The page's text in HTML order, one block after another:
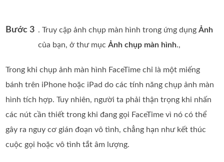
Bước 3 . Truy cập ảnh chụp màn hình trong ứng dụngẢnh
của bạn, ở thư mụcẢnh chụp màn hình.,
Trong khi chụp ảnh màn hình FaceTime chỉ là một miếng
bánh trên iPhone hoặc iPad do các tính năng chụp ảnh màn
hình tích hợp. Tuy nhiên, người ta phải thận trọng khi nhấn
các nút cần thiết trong khi đang gọi FaceTime vì nó có thể
gây ra nguy cơ gián đoạn vô tình, chẳng hạn như kết thúc
cuộc gọi hoặc vô tình tắt âm lượng.